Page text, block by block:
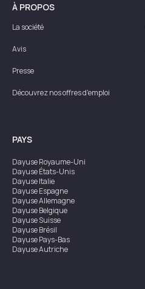
À PROPOS
La société
Avis
Presse
Découvrez nos offres d'emploi
PAYS
DayuseRoyaume-Uni
DayuseÉtats-Unis
DayuseItalie
DayuseEspagne
DayuseAllemagne
DayuseBelgique
DayuseSuisse
DayuseBrésil
DayusePays-Bas
DayuseAutriche